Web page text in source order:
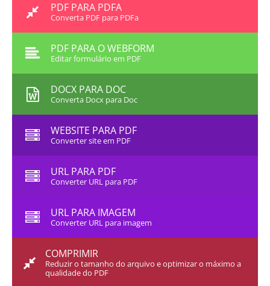
PDF PARA PDFA
Converta PDF para PDFa
PDF PARA O WEBFORM
Editar formulário em PDF
DOCX PARA DOC
Converta Docx para Doc
WEBSITE PARA PDF
Converter site em PDF
URL PARA PDF
Converter URL para PDF
URL PARA IMAGEM
Converter URL para imagem
COMPRIMIR
Reduzir o tamanho do arquivo e optimizar o máximo a
qualidade do PDF